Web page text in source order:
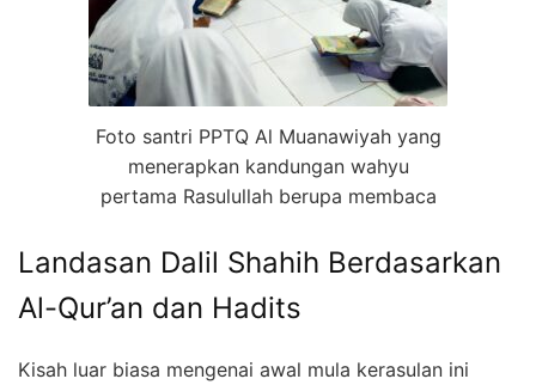
Foto santri PPTQ Al Muanawiyah yang
menerapkan kandungan wahyu
pertama Rasulullah berupa membaca
Landasan Dalil Shahih Berdasarkan
Al-Qur’an dan Hadits
Kisah luar biasa mengenai awal mula kerasulan ini